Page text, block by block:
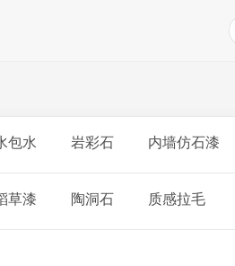
包水 岩彩石 内墙仿石漆
草漆 陶洞石 质感拉毛